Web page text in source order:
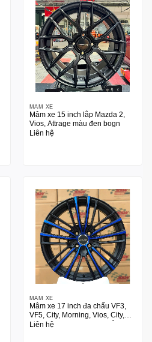
MÂM XE
Mâm xe 15 inch lắp Mazda 2,
Vios, Attrage màu đen bogn
Liên hệ
MÂM XE
Mâm xe 17 inch đa chấu VF3,
VF5, City, Morning, Vios, City,
Accent 17 inch thương hiệu
Liên hệ